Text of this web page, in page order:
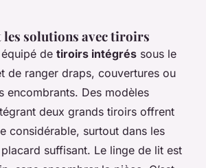
les solutions avec tiroirs
de tiroirs intégrés sous le
de ranger draps, couvertures ou
encombrants. Des modèles
deux grands tiroirs offrent
considérable, surtout dans les
suffisant. Le linge de lit est